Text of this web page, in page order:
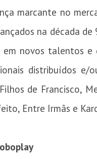
marcante no
na década
em novos talentos e
distribuídos e/
de Francisco,
Entre Irmãs e